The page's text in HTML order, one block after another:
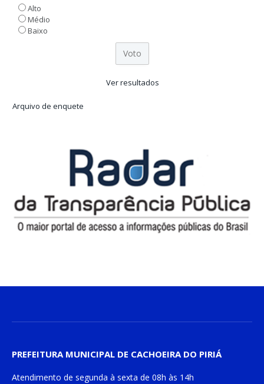
Alto
Médio
Baixo
Ver resultados
Arquivo de enquete
PREFEITURA MUNICIPAL DE CACHOEIRA DO PIRIÁ
Atendimento de segunda à sexta de 08h às 14h